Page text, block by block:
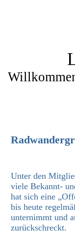
Unter den
viele Bekannt-
hat sich eine
bis heute
unternimmt und
zurückschreckt.